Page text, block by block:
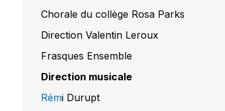
Chorale du collège Rosa Parks
Direction Valentin Leroux
Frasques Ensemble
Direction musicale
Rémi Durupt